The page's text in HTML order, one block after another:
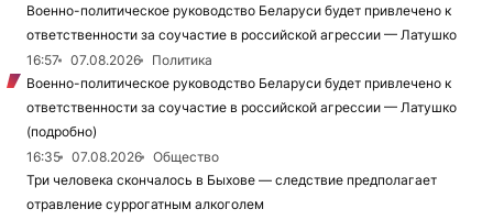
Военно-политическое руководство Беларуси будет привлечено к
ответственности за соучастие в российской агрессии — Латушко
16:57
07.08.2026
Политика
Военно-политическое руководство Беларуси будет привлечено к
ответственности за соучастие в российской агрессии — Латушко
(подробно)
16:35
07.08.2026
Общество
Три человека скончалось в Быхове — следствие предполагает
отравление суррогатным алкоголем